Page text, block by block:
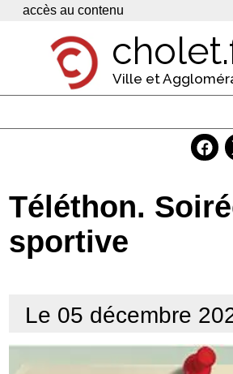
Panneau de gestion des cookies
accès au contenu
Ville et
Economie
Services
Téléthon.
sportive
Le 05 décembre